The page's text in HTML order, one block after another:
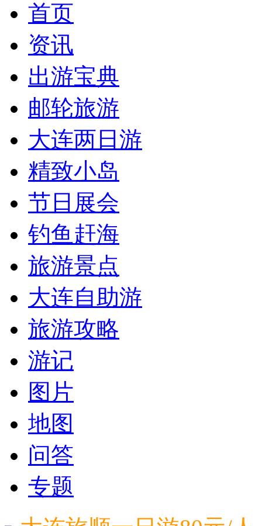
首页
资讯
出游宝典
邮轮旅游
大连两日游
精致小岛
节日展会
钓鱼赶海
旅游景点
大连自助游
旅游攻略
游记
图片
地图
问答
专题